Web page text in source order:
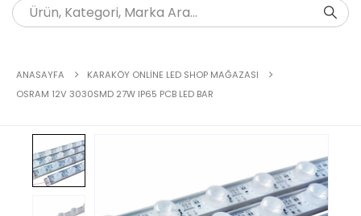
ANASAYFA
KARAKÖY ONLINE LED SHOP MAĞAZASI
OSRAM 12V 3030SMD 27W IP65 PCB LED BAR